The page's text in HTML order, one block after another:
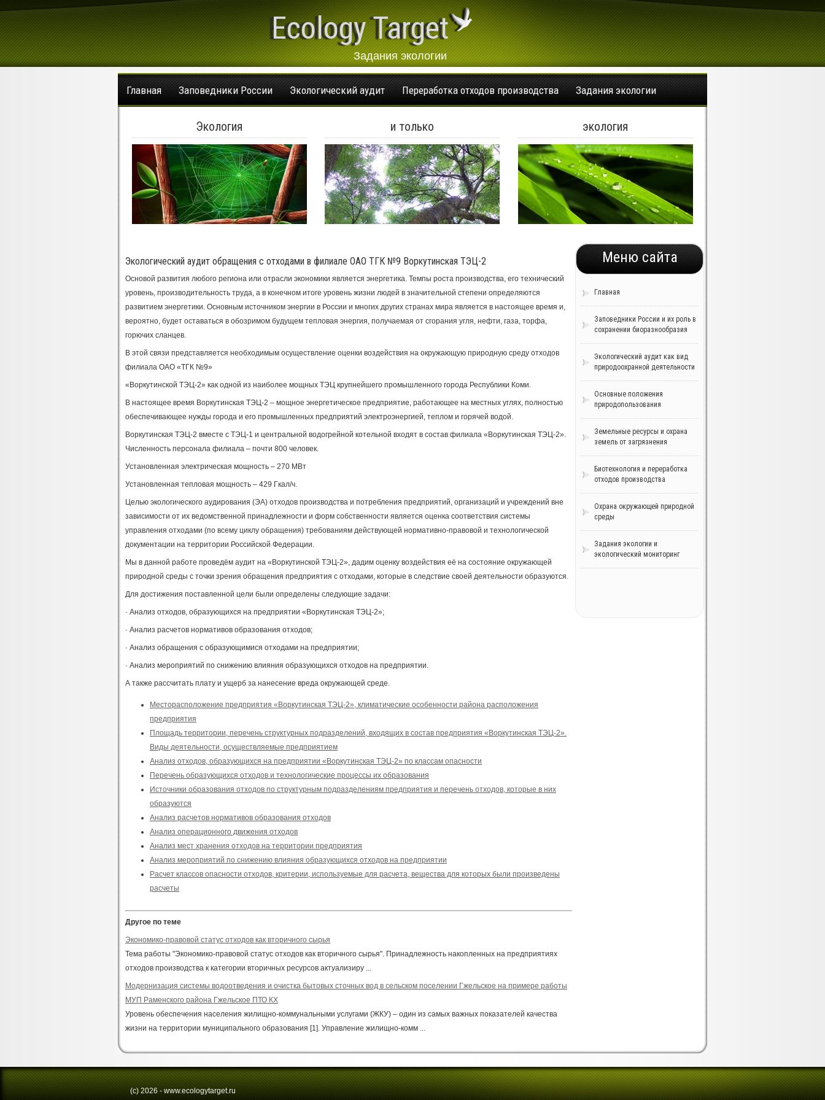
Ecology Target
Задания экологии
Главная Заповедники России Экологический аудит Переработка отходов производства Задания экологии
Экология и только экология
Меню сайта
Главная
Заповедники России и их роль в
сохранении биоразнообразия
Экологический аудит как вид
природоохранной деятельности
Основные положения
природопользования
Земельные ресурсы и охрана
земель от загрязнения
Биотехнология и переработка
отходов производства
Охрана окружающей природной
среды
Задания экологии и
экологический мониторинг
Экологический аудит обращения с отходами в филиале ОАО ТГК №9 Воркутинская ТЭЦ-2
Основой развития любого региона или отрасли экономики является энергетика. Темпы роста производства, его технический
уровень, производительность труда, а в конечном итоге уровень жизни людей в значительной степени определяются
развитием энергетики. Основным источником энергии в России и многих других странах мира является в настоящее время и,
вероятно, будет оставаться в обозримом будущем тепловая энергия, получаемая от сгорания угля, нефти, газа, торфа,
горючих сланцев.
В этой связи представляется необходимым осуществление оценки воздействия на окружающую природную среду отходов
филиала ОАО «ТГК №9»
«Воркутинской ТЭЦ-2» как одной из наиболее мощных ТЭЦ крупнейшего промышленного города Республики Коми.
В настоящее время Воркутинская ТЭЦ-2 – мощное энергетическое предприятие, работающее на местных углях, полностью
обеспечивающее нужды города и его промышленных предприятий электроэнергией, теплом и горячей водой.
Воркутинская ТЭЦ-2 вместе с ТЭЦ-1 и центральной водогрейной котельной входят в состав филиала «Воркутинская ТЭЦ-2».
Численность персонала филиала – почти 800 человек.
Установленная электрическая мощность – 270 МВт
Установленная тепловая мощность – 429 Гкал/ч.
Целью экологического аудирования (ЭА) отходов производства и потребления предприятий, организаций и учреждений вне
зависимости от их ведомственной принадлежности и форм собственности является оценка соответствия системы
управления отходами (по всему циклу обращения) требованиям действующей нормативно-правовой и технологической
документации на территории Российской Федерации.
Мы в данной работе проведём аудит на «Воркутинской ТЭЦ-2», дадим оценку воздействия её на состояние окружающей
природной среды с точки зрения обращения предприятия с отходами, которые в следствие своей деятельности образуются.
Для достижения поставленной цели были определены следующие задачи:
· Анализ отходов, образующихся на предприятии «Воркутинская ТЭЦ-2»;
· Анализ расчетов нормативов образования отходов;
· Анализ обращения с образующимися отходами на предприятии;
· Анализ мероприятий по снижению влияния образующихся отходов на предприятии.
А также рассчитать плату и ущерб за нанесение вреда окружающей среде.
Месторасположение предприятия «Воркутинская ТЭЦ-2», климатические особенности района расположения
предприятия
Площадь территории, перечень структурных подразделений, входящих в состав предприятия «Воркутинская ТЭЦ-2».
Виды деятельности, осуществляемые предприятием
Анализ отходов, образующихся на предприятии «Воркутинская ТЭЦ-2» по классам опасности
Перечень образующихся отходов и технологические процессы их образования
Источники образования отходов по структурным подразделениям предприятия и перечень отходов, которые в них
образуются
Анализ расчетов нормативов образования отходов
Анализ операционного движения отходов
Анализ мест хранения отходов на территории предприятия
Анализ мероприятий по снижению влияния образующихся отходов на предприятии
Расчет классов опасности отходов, критерии, используемые для расчета, вещества для которых были произведены
расчеты
Другое по теме
Экономико-правовой статус отходов как вторичного сырья
Тема работы "Экономико-правовой статус отходов как вторичного сырья". Принадлежность накопленных на предприятиях
отходов производства к категории вторичных ресурсов актуализиру ...
Модернизация системы водоотведения и очистка бытовых сточных вод в сельском поселении Гжельское на примере работы
МУП Раменского района Гжельское ПТО КХ
Уровень обеспечения населения жилищно-коммунальными услугами (ЖКУ) – один из самых важных показателей качества
жизни на территории муниципального образования [1]. Управление жилищно-комм ...
(с) 2026 - www.ecologytarget.ru